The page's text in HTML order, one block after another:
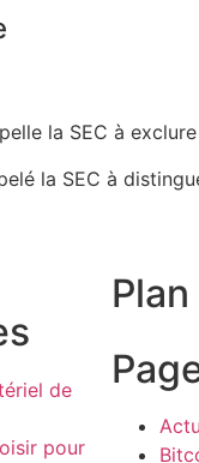
la SEC à
de
pour